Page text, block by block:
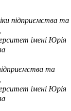
підприємства та
імені Юрія
та
імені Юрія